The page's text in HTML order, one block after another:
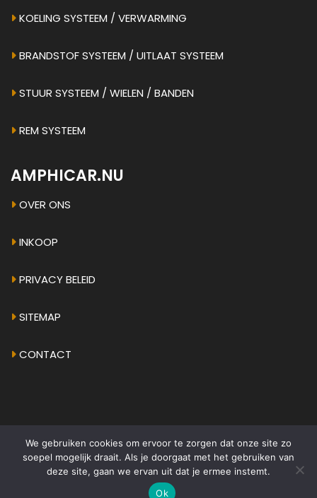
KOELING SYSTEEM / VERWARMING
BRANDSTOF SYSTEEM / UITLAAT SYSTEEM
STUUR SYSTEEM / WIELEN / BANDEN
REM SYSTEEM
AMPHICAR.NU
OVER ONS
INKOOP
PRIVACY BELEID
SITEMAP
CONTACT
© 2026 - AMPHICAR.EU• ALGEMENE VOORWAARDEN
We gebruiken cookies om ervoor te zorgen dat onze site zo
soepel mogelijk draait. Als je doorgaat met het gebruiken van
deze site, gaan we ervan uit dat je ermee instemt.
Ok